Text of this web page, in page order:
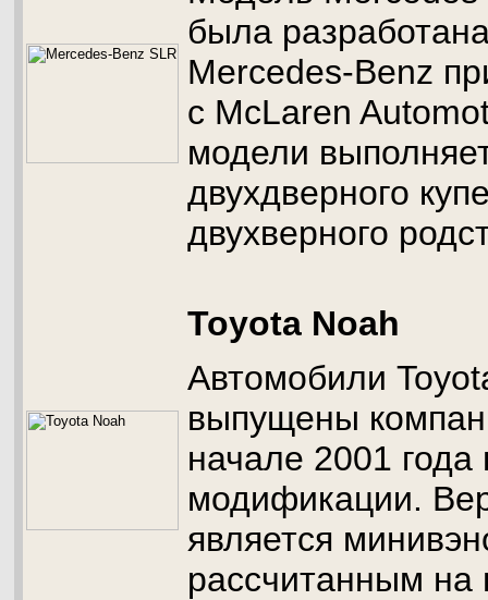
была
Mercedes-Benz
с McLaren
модели
двухдверного
двухверного
Toyota Noah
Автомобили
выпущены
начале 2001 года
модификации.
является
рассчитанным на